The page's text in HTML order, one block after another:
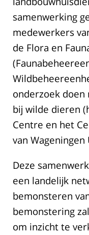
samenwerking
medewerkers
de Flora en
onderzoek
bij wilde dieren
Centre en het
van Wageningen
Deze
een landelijk
bemonsteren
bemonstering
om inzicht te